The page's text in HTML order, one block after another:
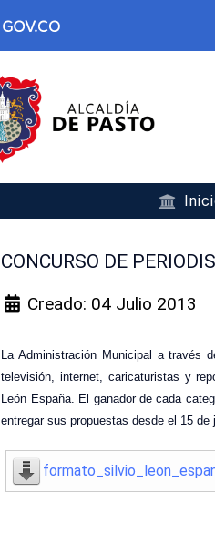
CONCURSO DE
Creado: 04 Julio 2013
La Administración Municipal a través
televisión, internet, caricaturistas y
León España. El ganador de cada
entregar sus propuestas desde el 15